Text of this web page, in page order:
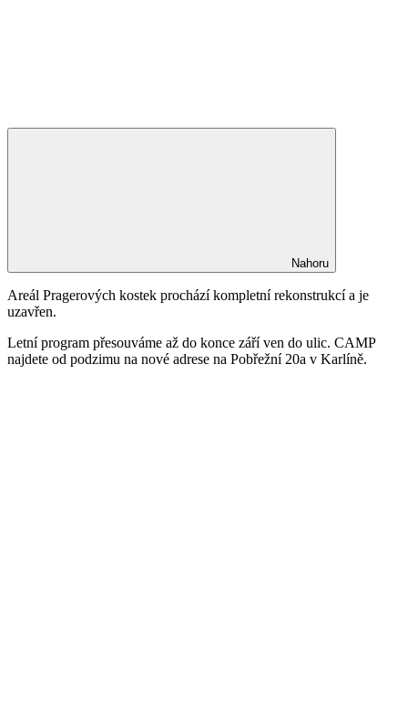
Nahoru
Areál Pragerových kostek prochází kompletní rekonstrukcí a je
uzavřen.
Letní program přesouváme až do konce září ven do ulic. CAMP
najdete od podzimu na nové adrese na Pobřežní 20a v Karlíně.